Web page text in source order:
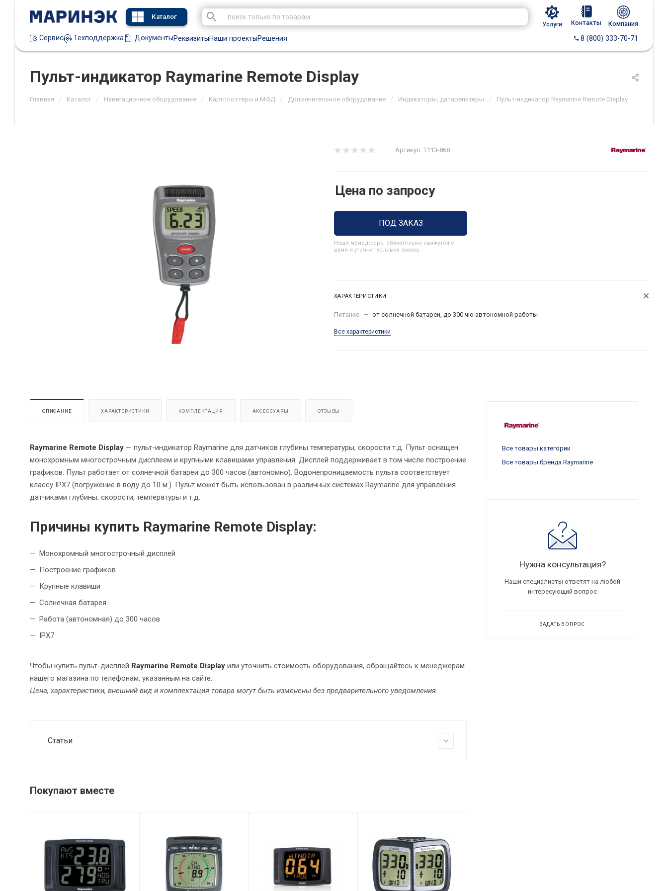
Каталог
Услуги Контакты Компания
Сервис Техподдержка ДокументыРеквизитыНаши проектыРешения 8 (800) 333-70-71
Пульт-индикатор Raymarine Remote Display
Главная / Каталог / Навигационное оборудование / Картплоттеры и МФД / Дополнительное оборудование / Индикаторы, датарепитеры / Пульт-индикатор Raymarine Remote Display
Артикул: T113-868
Цена по запросу
ПОД ЗАКАЗ
Наши менеджеры обязательно свяжутся с
вами и уточнят условия заказа
ХАРАКТЕРИСТИКИ
Питание — от солнечной батареи, до 300 чю автономной работы
Все характеристики
ОПИСАНИЕ ХАРАКТЕРИСТИКИ КОМПЛЕКТАЦИЯ АКСЕССУАРЫ ОТЗЫВЫ
Raymarine Remote Display — пульт-индикатор Raymarine для датчиков глубины температуры, скорости т.д. Пульт оснащен
монохромным многострочным дисплеем и крупными клавишами управления. Дисплей поддерживает в том числе построение
графиков. Пульт работает от солнечной батареи до 300 часов (автономно). Водонепроницаемость пульта соответствует
классу IPX7 (погружение в воду до 10 м.). Пульт может быть использован в различных системах Raymarine для управления
датчиками глубины, скорости, температуры и т.д.
Причины купить Raymarine Remote Display:
Монохромный многострочный дисплей
Построение графиков
Крупные клавиши
Солнечная батарея
Работа (автономная) до 300 часов
IPX7
Чтобы купить пульт-дисплей Raymarine Remote Display или уточнить стоимость оборудования, обращайтесь к менеджерам
нашего магазина по телефонам, указанным на сайте.
Цена, характеристики, внешний вид и комплектация товара могут быть изменены без предварительного уведомления.
Статьи
Покупают вместе
от солнечной
батареи, до
300 чю
автономной
работы
от солнечной
батареи, до
300 чю
автономной
работы
батареи, до
300 чю
автономной
работы
IPX7
Питание
от солнечной
батареи, до
300 чю
Все товары категории
Все товары бренда Raymarine
Нужна консультация?
Наши специалисты ответят на любой
интересующий вопрос
ЗАДАТЬ ВОПРОС